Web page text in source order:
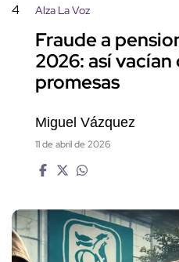
4 Alza La Voz
Fraude a
2026: así
promesas
Miguel Vázquez
11 de abril de 2026